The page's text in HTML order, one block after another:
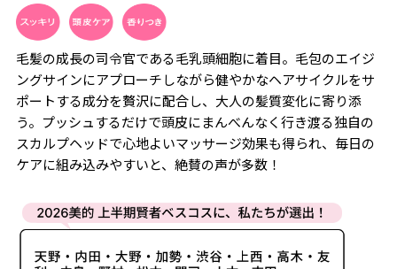
毛髪の成長の司令官である毛乳頭細胞に着目。毛包のエイジ
ングサインにアプローチしながら健やかなヘアサイクルをサ
ポートする成分を贅沢に配合し、大人の髪質変化に寄り添
う。プッシュするだけで頭皮にまんべんなく行き渡る独自の
スカルプヘッドで心地よいマッサージ効果も得られ、毎日の
ケアに組み込みやすいと、絶賛の声が多数！